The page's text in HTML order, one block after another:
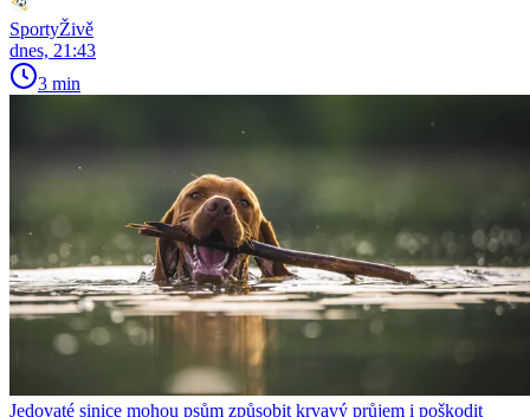
SportyŽivě
dnes, 21:43
3 min
Jedovaté sinice mohou psům způsobit krvavý průjem i poškodit